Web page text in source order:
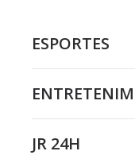
ESPORTES
JR 24H